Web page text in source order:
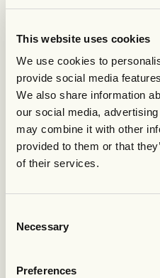
This website uses cookies
We use cookies to
provide social media
We also share information
our social media,
may combine it with other
provided to them or that
of their services.
Selection
Necessary
Preferences
Välkommen att stötta
länk.
Vi (74 gaisare) stöttar
Adam Cuibe
Ahlgrens
Anders Ansehn
Anders Björklund
Anders Hansson
Annica Berggren
Bengt Jildmalm